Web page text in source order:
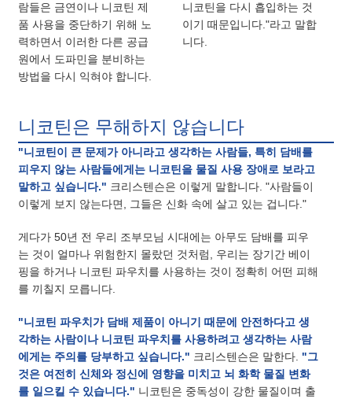
람들은 금연이나 니코틴 제
품 사용을 중단하기 위해 노
력하면서 이러한 다른 공급
원에서 도파민을 분비하는
방법을 다시 익혀야 합니다.
니코틴을 다시 흡입하는 것
이기 때문입니다."라고 말합
니다.
니코틴은 무해하지 않습니다
"니코틴이 큰 문제가 아니라고 생각하는 사람들, 특히 담배를
피우지 않는 사람들에게는 니코틴을 물질 사용 장애로 보라고
말하고 싶습니다." 크리스텐슨은 이렇게 말합니다. "사람들이
이렇게 보지 않는다면, 그들은 신화 속에 살고 있는 겁니다."
게다가 50년 전 우리 조부모님 시대에는 아무도 담배를 피우
는 것이 얼마나 위험한지 몰랐던 것처럼, 우리는 장기간 베이
핑을 하거나 니코틴 파우치를 사용하는 것이 정확히 어떤 피해
를 끼칠지 모릅니다.
"니코틴 파우치가 담배 제품이 아니기 때문에 안전하다고 생
각하는 사람이나 니코틴 파우치를 사용하려고 생각하는 사람
에게는 주의를 당부하고 싶습니다." 크리스텐슨은 말한다. "그
것은 여전히 ​​신체와 정신에 영향을 미치고 뇌 화학 물질 변화
를 일으킬 수 있습니다." 니코틴은 중독성이 강한 물질이며 출